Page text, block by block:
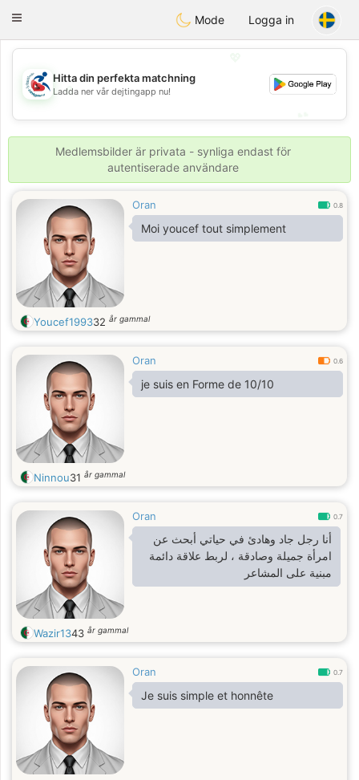
Handi Space
Toggle
Mode Logga in
💖
💕
Hitta din perfekta matchning
Ladda ner vår dejtingapp nu!
Medlemsbilder är privata - synliga endast för
autentiserade användare
Oran 0.8
Moi youcef tout simplement
Youcef199332 år gammal
Oran 0.6
je suis en Forme de 10/10
Ninnou31 år gammal
Oran 0.7
أنا رجل جاد وهادئ في حياتي أبحث عن
امرأة جميلة وصادقة ، لربط علاقة دائمة
مبنية على المشاعر
Wazir1343 år gammal
Oran 0.7
Je suis simple et honnête